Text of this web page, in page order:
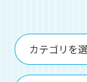
s
カテゴリを